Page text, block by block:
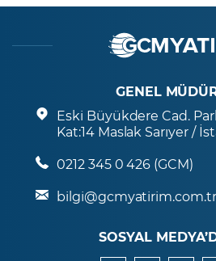
GENEL
Eski Büyükdere Cad.
Kat:14 Maslak Sarıyer /
0212 345 0 426 (GCM)
bilgi@gcmyatirim.com.tr
SOSYAL